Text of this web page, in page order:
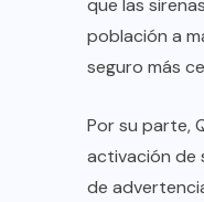
población a
seguro más
Por su parte,
activación de
de